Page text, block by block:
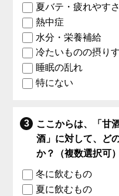
夏バテ・疲れやすさ
熱中症
水分・栄養補給
冷たいものの摂り
睡眠の乱れ
特にない
ここからは、「甘
酒」に対して、ど
か？（複数選択可）
冬に飲むもの
夏に飲むもの